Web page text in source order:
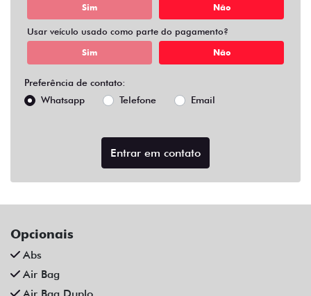
Opcionais
Abs
Air Bag
Apple Carplay
Ar Condicionado
Ar Quente
Bancos Em Couro
Bluetooth